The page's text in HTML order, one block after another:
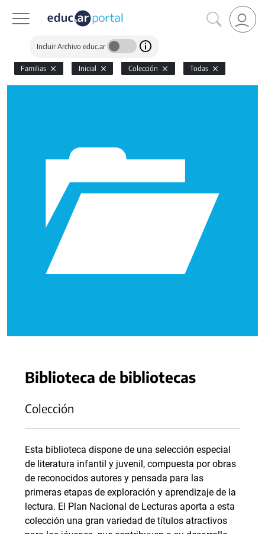
Incluir Archivo educ.ar
Familias Inicial Colección Todas
Biblioteca de bibliotecas
Colección
Esta biblioteca dispone de una selección especial
de literatura infantil y juvenil, compuesta por obras
de reconocidos autores y pensada para las
primeras etapas de exploración y aprendizaje de la
lectura. El Plan Nacional de Lecturas aporta a esta
colección una gran variedad de títulos atractivos